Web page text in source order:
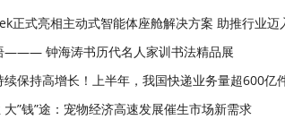
正式亮相主动式智能体座舱解决方案 助推行业迈
——— 钟海涛书历代名人家训书法精品展
续保持高增长！上半年，我国快递业务量超600亿
大”钱”途：宠物经济高速发展催生市场新需求